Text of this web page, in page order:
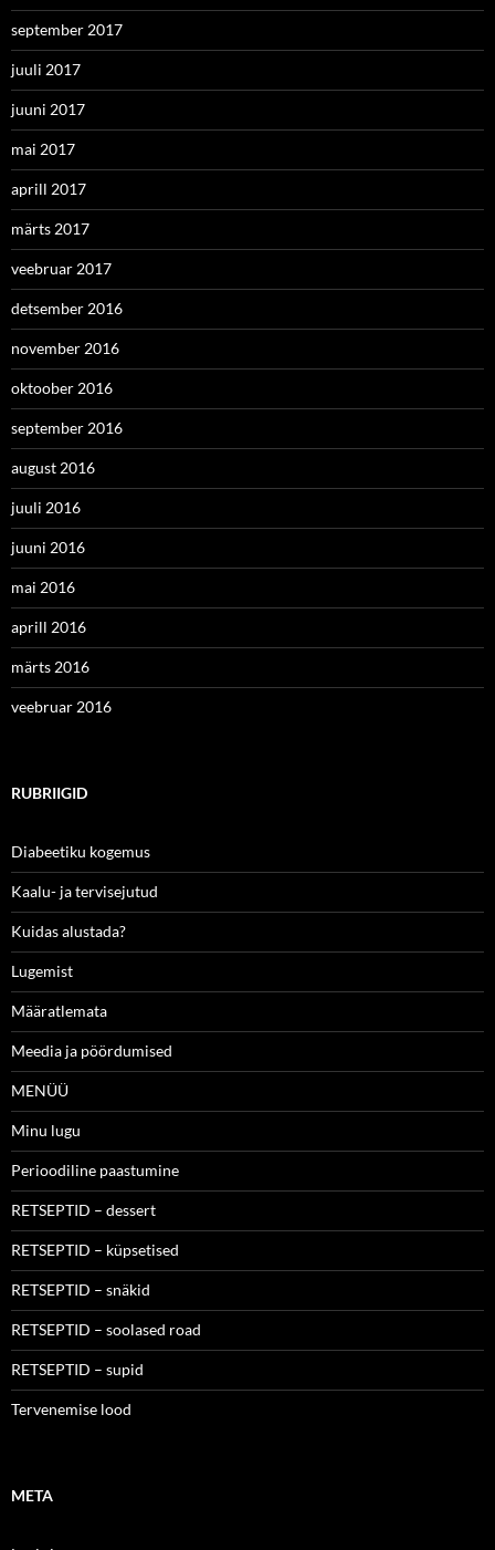
september 2017
juuli 2017
juuni 2017
mai 2017
aprill 2017
märts 2017
veebruar 2017
detsember 2016
november 2016
oktoober 2016
september 2016
august 2016
juuli 2016
juuni 2016
mai 2016
aprill 2016
märts 2016
veebruar 2016
RUBRIIGID
Diabeetiku kogemus
Kaalu- ja tervisejutud
Kuidas alustada?
Lugemist
Määratlemata
Meedia ja pöördumised
MENÜÜ
Minu lugu
Perioodiline paastumine
RETSEPTID – dessert
RETSEPTID – küpsetised
RETSEPTID – snäkid
RETSEPTID – soolased road
RETSEPTID – supid
Tervenemise lood
META